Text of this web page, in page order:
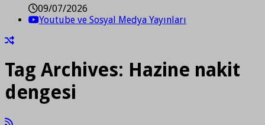
09/07/2026
Youtube ve Sosyal Medya Yayınları
Tag Archives: Hazine nakit
dengesi